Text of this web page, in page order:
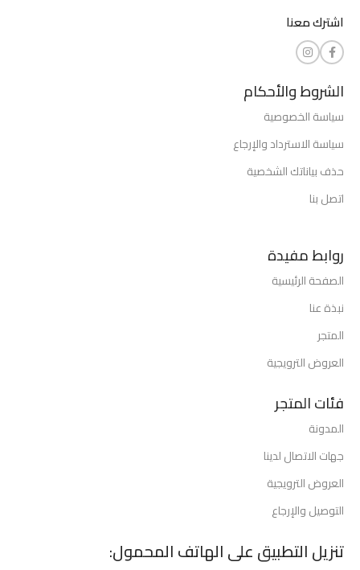
اشترك معنا
الشروط والأحكام
سياسة الخصوصية
سياسة الاسترداد والإرجاع
حذف بياناتك الشخصية
اتصل بنا
روابط مفيدة
الصفحة الرئيسية
نبذة عنا
المتجر
العروض الترويجية
فئات المتجر
المدونة
جهات الاتصال لدينا
العروض الترويجية
التوصيل والإرجاع
تنزيل التطبيق على الهاتف المحمول: